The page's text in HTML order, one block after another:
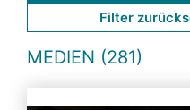
Filter
MEDIEN (281)